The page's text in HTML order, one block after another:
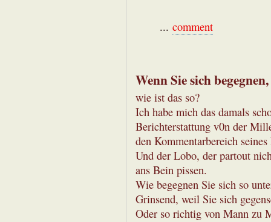
... comment
Wenn Sie sich begegnen,
wie ist das so?
Ich habe mich das damals
Berichterstattung v0n der
den Kommentarbereich
Und der Lobo, der partout
ans Bein pissen.
Wie begegnen Sie sich so
Grinsend, weil Sie sich
Oder so richtig von Mann zu